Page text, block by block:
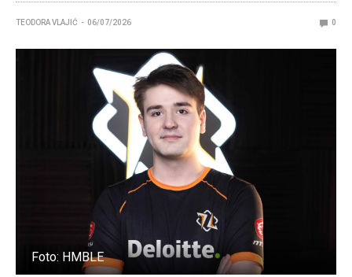
TEODORA VLAJIĆ 06/07/2026 0
Foto: HMBLE